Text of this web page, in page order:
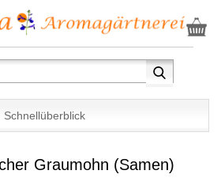
Schnellüberblick
Graumohn (Samen)